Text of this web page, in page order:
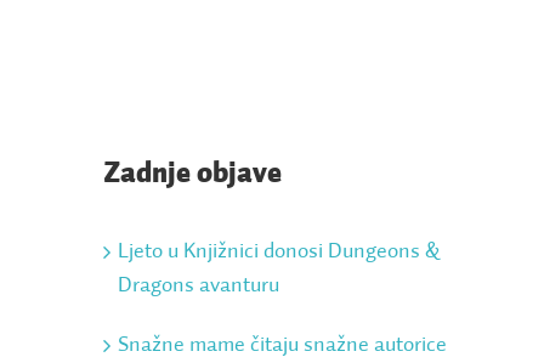
Zadnje objave
Ljeto u Knjižnici donosi Dungeons &
Dragons avanturu
Snažne mame čitaju snažne autorice